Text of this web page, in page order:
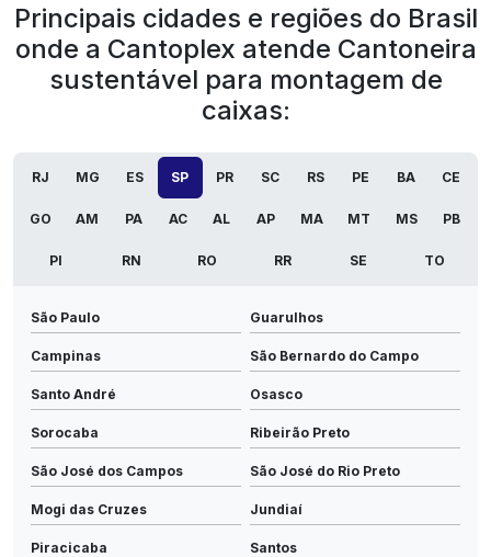
Principais cidades e regiões do Brasil
onde a Cantoplex atende Cantoneira
sustentável para montagem de
caixas:
RJ MG ES SP PR SC RS PE BA CE
GO AM PA AC AL AP MA MT MS PB
PI RN RO RR SE TO
São Paulo Guarulhos
Campinas São Bernardo do Campo
Santo André Osasco
Sorocaba Ribeirão Preto
São José dos Campos São José do Rio Preto
Mogi das Cruzes Jundiaí
Piracicaba Santos